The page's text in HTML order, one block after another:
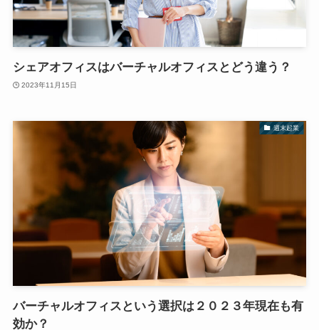
シェアオフィスはバーチャルオフィスとどう違う？
2023年11月15日
週末起業
バーチャルオフィスという選択は２０２３年現在も有
効か？